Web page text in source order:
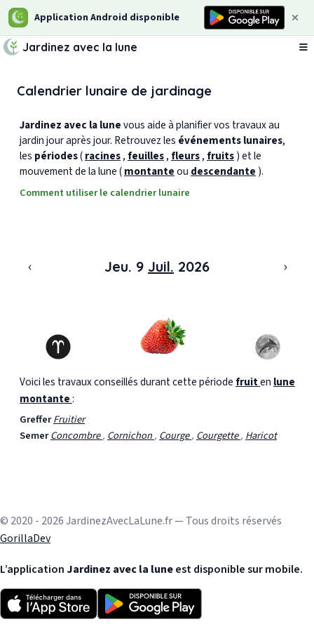
Application Android disponible
Jardinez avec la lune
Calendrier lunaire de jardinage
Jardinez avec la lunevous aide à planifier vos travaux au
jardin jour après jour. Retrouvez les événements lunaires,
les périodes(racines, feuilles, fleurs, fruits) et le
mouvement de la lune (montanteou descendante ).
Comment utiliser le calendrier lunaire
‹ Jeu. 9 Juil. 2026 ›
Voici les travaux conseillés durant cette période fruiten lune
montante:
GrefferFruitier
SemerConcombre, Cornichon, Courge, Courgette, Haricot
© 2020 - 2026 JardinezAvecLaLune.fr — Tous droits réservés
GorillaDev
L’application Jardinez avec la luneest disponible sur mobile.